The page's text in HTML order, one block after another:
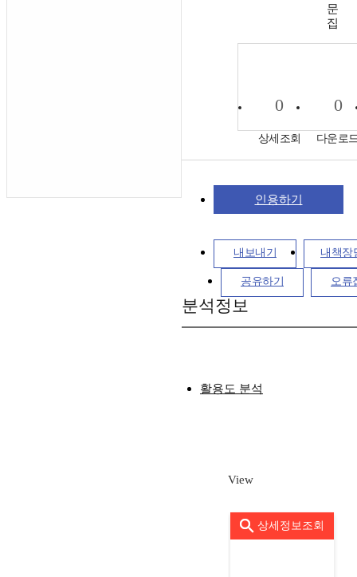
문
집
0
상세조회
0
다운로
인용하기
내보내기 내책장
공유하기 오류
분석정보
활용도 분석
View
상세정보조회